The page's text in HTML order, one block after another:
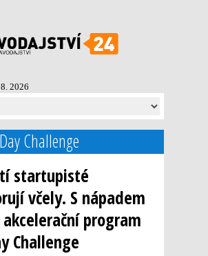
2026
Challenge
startupisté
včely. S nápadem
program
Challenge